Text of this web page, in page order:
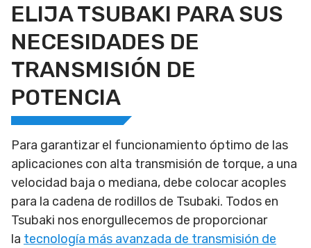
ELIJA TSUBAKI PARA SUS
NECESIDADES DE
TRANSMISIÓN DE
POTENCIA
Para garantizar el funcionamiento óptimo de las
aplicaciones con alta transmisión de torque, a una
velocidad baja o mediana, debe colocar acoples
para la cadena de rodillos de Tsubaki. Todos en
Tsubaki nos enorgullecemos de proporcionar
la tecnología más avanzada de transmisión de